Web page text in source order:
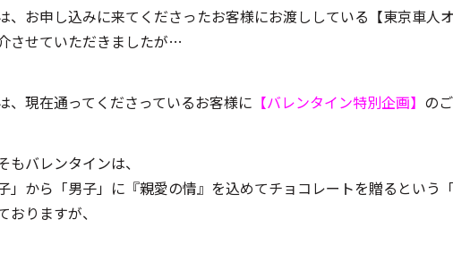
、お申し込みに来てくださったお客様にお渡ししている【東京車人
させていただきましたが…
、現在通ってくださっているお客様に 【バレンタイン特別企画】 の
もバレンタインは、
」から「男子」に『親愛の情』を込めてチョコレートを贈るという
おりますが、